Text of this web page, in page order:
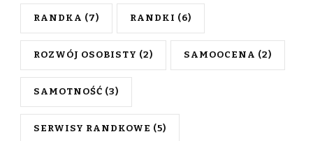
RANDKA (7) RANDKI (6)
ROZWÓJ OSOBISTY (2) SAMOOCENA (2)
SAMOTNOŚĆ (3)
SERWISY RANDKOWE (5)